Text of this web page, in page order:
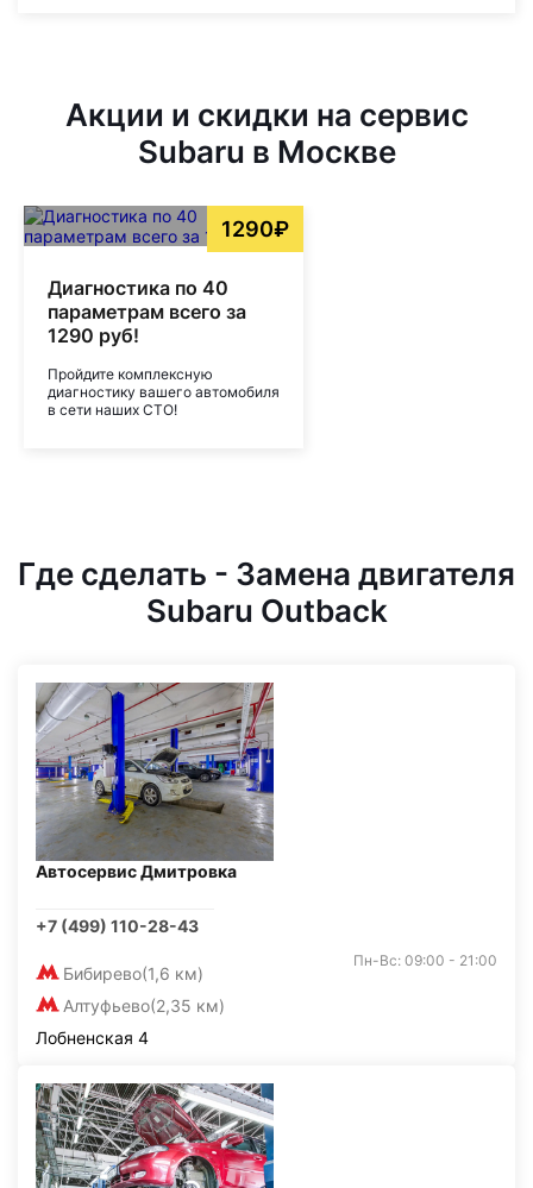
Акции и скидки на сервис
Subaru в Москве
1290₽
Диагностика по 40
параметрам всего за
1290 руб!
Пройдите комплексную
диагностику вашего автомобиля
в сети наших СТО!
Где сделать - Замена двигателя
Subaru Outback
Автосервис Дмитровка
+7 (499) 110-28-43
Бибирево(1,6 км)
Алтуфьево(2,35 км)
Пн-Вс: 09:00 - 21:00
Лобненская 4